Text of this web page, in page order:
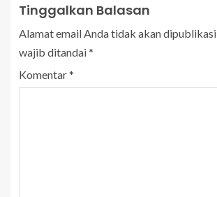
Tinggalkan Balasan
Alamat email Anda tidak akan
wajib ditandai*
Komentar*